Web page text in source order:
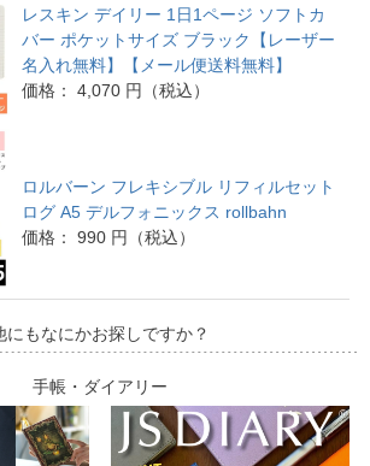
レスキン デイリー 1日1ページ ソフトカ
バー ポケットサイズ ブラック【レーザー
名入れ無料】【メール便送料無料】
価格： 4,070 円（税込）
ロルバーン フレキシブル リフィルセット
ログ A5 デルフォニックス rollbahn
価格： 990 円（税込）
にもなにかお探しですか？
手帳・ダイアリー